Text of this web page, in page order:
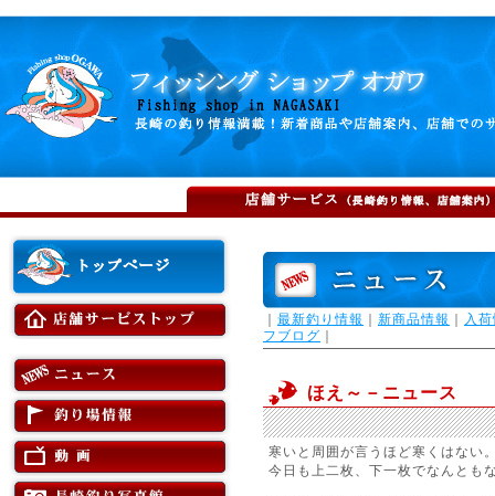
｜ 最新釣り情報 ｜ 新商品情報 ｜
入
フブログ ｜
ほえ～－ニュース
寒いと周囲が言うほど寒くはない
今日も上二枚、下一枚でなんとも